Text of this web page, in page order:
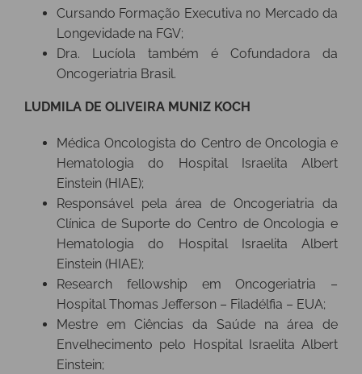
Cursando Formação Executiva no Mercado da
Longevidade na FGV;
Dra. Lucíola também é Cofundadora da
Oncogeriatria Brasil.
LUDMILA DE OLIVEIRA MUNIZ KOCH
Médica Oncologista do Centro de Oncologia e
Hematologia do Hospital Israelita Albert
Einstein (HIAE)​;
Responsável pela área de Oncogeriatria da
Clínica de Suporte do Centro de Oncologia e
Hematologia do Hospital Israelita Albert
Einstein (HIAE);
Research fellowship em Oncogeriatria –
Hospital Thomas Jefferson – Filadélfia – EUA;
Mestre em Ciências da Saúde na área de
Envelhecimento pelo Hospital Israelita Albert
Einstein;